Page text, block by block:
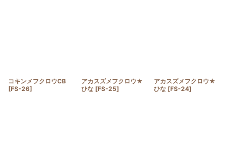
コキンメフクロウCB
[FS-26]
アカスズメフクロウ★
ひな [FS-25]
アカスズメフクロウ★
ひな [FS-24]